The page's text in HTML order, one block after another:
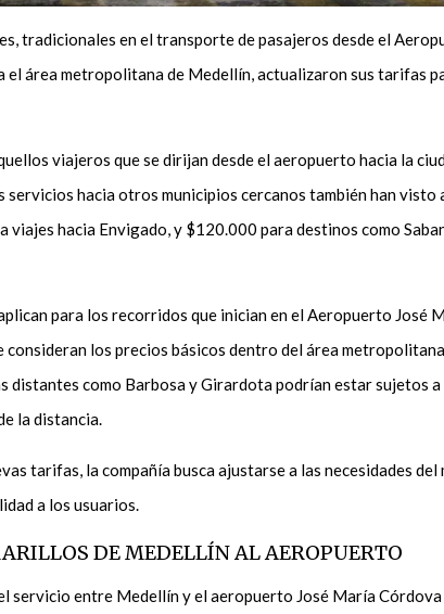
tradicionales en el transporte de pasajeros desde el
el área metropolitana de Medellín, actualizaron sus tarifas
viajeros que se dirijan desde el aeropuerto hacia la
servicios hacia otros municipios cercanos también han visto
viajes hacia Envigado, y $120.000 para destinos como
para los recorridos que inician en el Aeropuerto José
consideran los precios básicos dentro del área
distantes como Barbosa y Girardota podrían estar sujetos
la distancia.
tarifas, la compañía busca ajustarse a las necesidades
a los usuarios.
DE MEDELLÍN AL AEROPUERTO
servicio entre Medellín y el aeropuerto José María